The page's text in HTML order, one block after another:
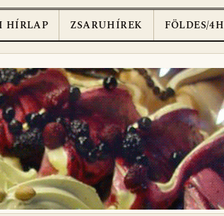
HÍRLAP ZSARUHÍREK FÖLDES/4H